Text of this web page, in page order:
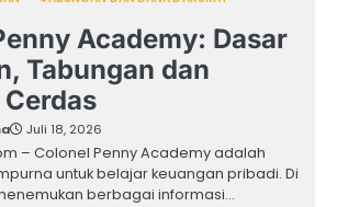
Academy: Dasar
Tabungan dan
Juli 18, 2026
– Colonel Penny Academy adalah
untuk belajar keuangan pribadi. Di
berbagai informasi…